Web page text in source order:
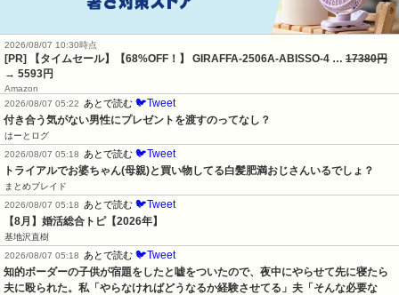
2026/08/07 10:30時点
[PR] 【タイムセール】【68%OFF！】 GIRAFFA-2506A-ABISSO-4 … 17380円
→ 5593円
Amazon
2026/08/07 05:22
あとで読む 🐦Tweet
付き合う気がない男性にプレゼントを渡すのってなし？
はーとログ
2026/08/07 05:18
あとで読む 🐦Tweet
トライアルでお婆ちゃん(母親)と買い物してる白髪肥満おじさんいるでしょ？
まとめブレイド
2026/08/07 05:18
あとで読む 🐦Tweet
【8月】婚活総合トピ【2026年】
基地沢直樹
2026/08/07 05:18
あとで読む 🐦Tweet
知的ボーダーの子供が宿題をしたと嘘をついたので、夜中にやらせて先に寝たら
夫に殴られた。私「やらなければどうなるか経験させてる」夫「そんな必要な